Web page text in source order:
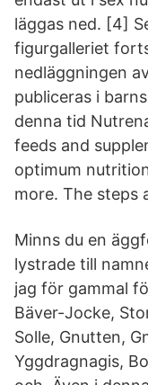
läggas ned. [4]
figurgalleriet
nedläggningen
publiceras i
denna tid
feeds and
optimum
more. The steps
Minns du en
lystrade till
jag för gammal
Bäver-Jocke,
Solle, Gnutten,
Yggdragnagis,